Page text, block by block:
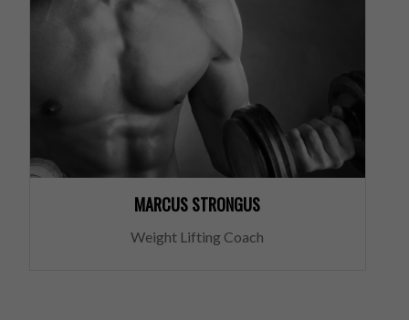
MARCUS STRONGUS
Weight Lifting Coach